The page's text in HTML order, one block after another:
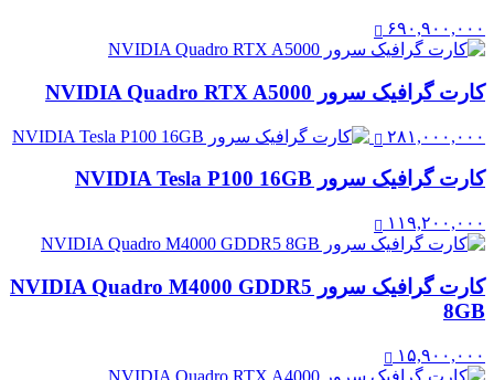
۶۹۰,۹۰۰,۰۰۰
کارت گرافیک سرور NVIDIA Quadro RTX A5000
۲۸۱,۰۰۰,۰۰۰
کارت گرافیک سرور NVIDIA Tesla P100 16GB
۱۱۹,۲۰۰,۰۰۰
کارت گرافیک سرور NVIDIA Quadro M4000 GDDR5
8GB
۱۵,۹۰۰,۰۰۰